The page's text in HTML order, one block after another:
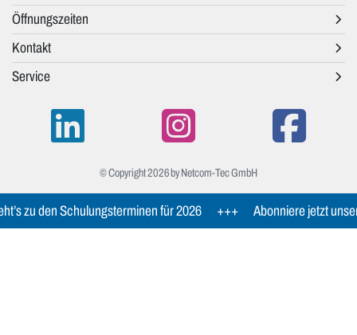
Öffnungszeiten
Kontakt
Service
© Copyright 2026 by Netcom-Tec GmbH
zu den Schulungsterminen für 2026 +++ Abonniere jetzt